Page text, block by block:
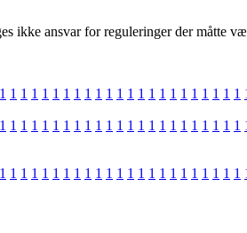
ikke ansvar for reguleringer der måtte
1 1 1 1 1 1 1 1 1 1 1 1 1 1 1 1 1 1 1 1 1 1 1
1 1 1 1 1 1 1 1 1 1 1 1 1 1 1 1 1 1 1 1 1 1 1
1 1 1 1 1 1 1 1 1 1 1 1 1 1 1 1 1 1 1 1 1 1 1